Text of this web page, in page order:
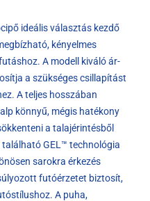
ideális választás kezdő
kényelmes
A modell kiváló ár-
a szükséges csillapítást
A teljes hosszában
könnyű, mégis hatékony
a talajérintésből
GEL™ technológia
sarokra érkezés
futóérzetet biztosít,
A puha,